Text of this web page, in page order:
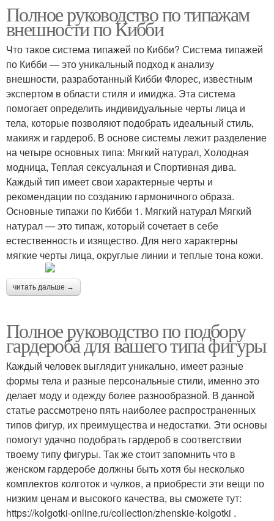
Полное руководство по типажам
внешности по Кибби
Что такое система типажей по Кибби? Система типажей
по Кибби — это уникальный подход к анализу
внешности, разработанный Кибби Флорес, известным
экспертом в области стиля и имиджа. Эта система
помогает определить индивидуальные черты лица и
тела, которые позволяют подобрать идеальный стиль,
макияж и гардероб. В основе системы лежит разделение
на четыре основных типа: Мягкий натурал, Холодная
модница, Теплая сексуальная и Спортивная дива.
Каждый тип имеет свои характерные черты и
рекомендации по созданию гармоничного образа.
Основные типажи по Кибби 1. Мягкий натурал Мягкий
натурал — это типаж, который сочетает в себе
естественность и изящество. Для него характерны
мягкие черты лица, округлые линии и теплые тона кожи.
читать дальше →
Полное руководство по подбору
гардероба для вашего типа фигуры
Каждый человек выглядит уникально, имеет разные
формы тела и разные персональные стили, именно это
делает моду и одежду более разнообразной. В данной
статье рассмотрено пять наиболее распространенных
типов фигур, их преимущества и недостатки. Эти основы
помогут удачно подобрать гардероб в соответствии
твоему типу фигуры. Так же стоит запомнить что в
женском гардеробе должны быть хотя бы несколько
комплектов колготок и чулков, а приобрести эти вещи по
низким ценам и высокого качества, вы сможете тут:
https://kolgotki-online.ru/collection/zhenskie-kolgotki .